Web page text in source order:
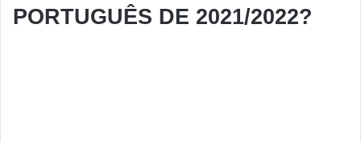
PORTUGUÊS DE 2021/2022?